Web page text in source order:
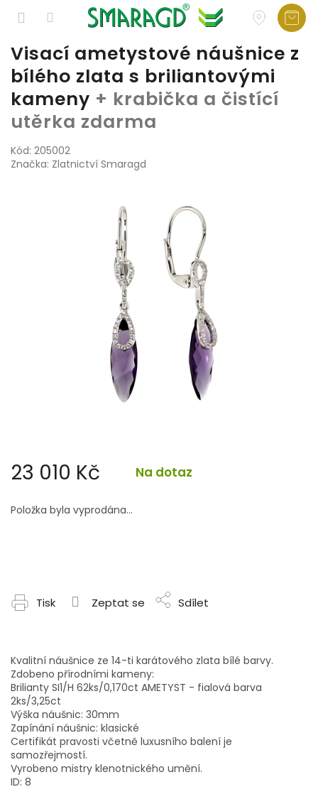
Přejít
obsah
Visací ametystové náušnice z
bílého zlata s briliantovými
kameny + krabička a čistící
utěrka zdarma
Kód: 205002
Značka: Zlatnictví Smaragd
23 010 Kč Na dotaz
cena:
Položka byla vyprodána…
Tisk Zeptat se Sdílet
Kvalitní náušnice ze 14-ti karátového zlata bílé barvy.
Zdobeno přírodními kameny:
Brilianty SI1/H 62ks/0,170ct AMETYST - fialová barva
2ks/3,25ct
Výška náušnic: 30mm
Zapínání náušnic: klasické
Certifikát pravosti včetně luxusního balení je
samozřejmostí.
Vyrobeno mistry klenotnického umění.
ID: 8